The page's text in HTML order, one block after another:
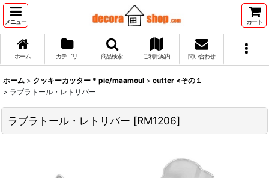
メニュー カート
ホーム カテゴリ 商品検索 ご利用案内 問い合わせ
ホーム > クッキーカッター * pie/maamoul > cutter <その１
> ラブラトール・レトリバー
ラブラトール・レトリバー [RM1206]